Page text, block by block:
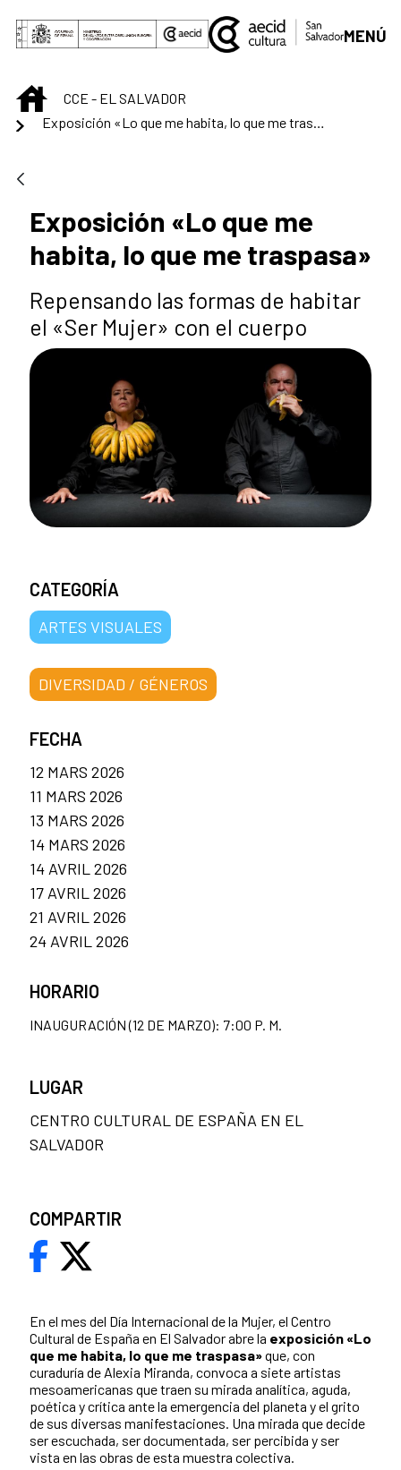
Saut au contenu principal
MENÚ
INICIOCCE - EL SALVADOR
Exposición «Lo que me
habita, lo que me traspasa»
Repensando las formas de habitar
el «Ser Mujer» con el cuerpo
En el mes del Día Internacional de la Mujer, el Centro
Cultural de España en El Salvador abre la exposición «Lo
que me habita, lo que me traspasa»que, con
curaduría de Alexia Miranda, convoca a siete artistas
mesoamericanas que traen su mirada analítica, aguda,
poética y crítica ante la emergencia del planeta y el grito
de sus diversas manifestaciones. Una mirada que decide
ser escuchada, ser documentada, ser percibida y ser
vista en las obras de esta muestra colectiva.
CATEGORÍA
ARTES VISUALES
DIVERSIDAD / GÉNEROS
FECHA
12 MARS 2026
11 MARS 2026
13 MARS 2026
14 MARS 2026
14 AVRIL 2026
17 AVRIL 2026
21 AVRIL 2026
24 AVRIL 2026
HORARIO
INAUGURACIÓN (12 DE MARZO): 7:00 P. M.
LUGAR
CENTRO CULTURAL DE ESPAÑA EN EL
SALVADOR
COMPARTIR